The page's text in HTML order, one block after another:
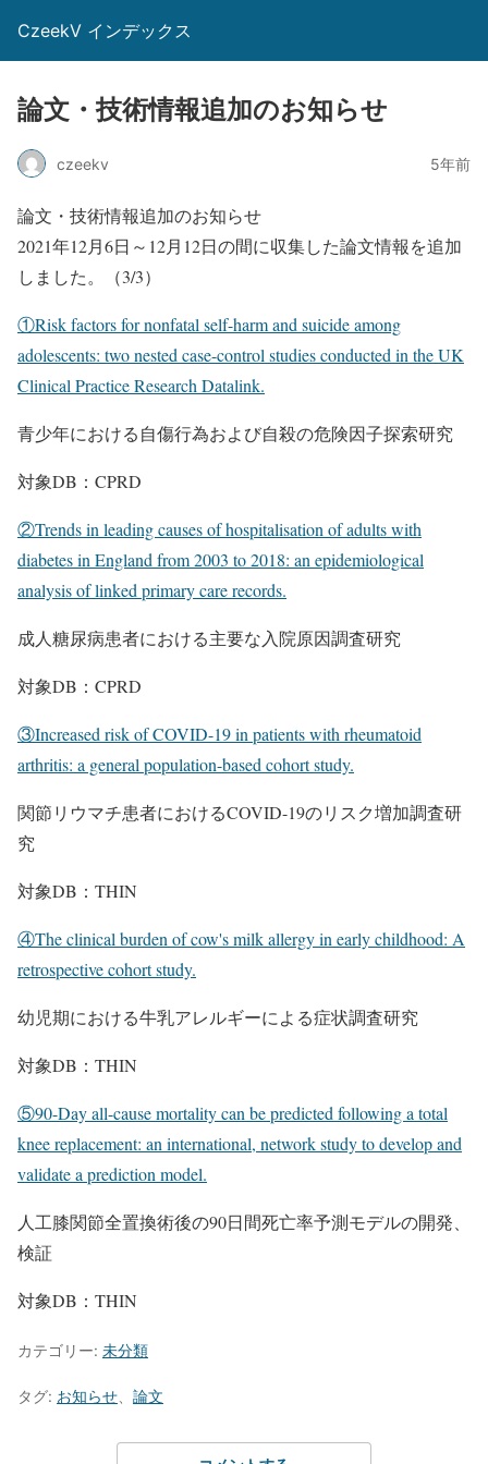
CzeekV インデックス
論文・技術情報追加のお知らせ
czeekv 5年前
論文・技術情報追加のお知らせ
2021年12月6日～12月12日の間に収集した論文情報を追加
しました。（3/3）
①Risk factors for nonfatal self-harm and suicide among
adolescents: two nested case-control studies conducted in the UK
Clinical Practice Research Datalink.
青少年における自傷行為および自殺の危険因子探索研究
対象DB：CPRD
②Trends in leading causes of hospitalisation of adults with
diabetes in England from 2003 to 2018: an epidemiological
analysis of linked primary care records.
成人糖尿病患者における主要な入院原因調査研究
対象DB：CPRD
③Increased risk of COVID-19 in patients with rheumatoid
arthritis: a general population-based cohort study.
関節リウマチ患者におけるCOVID-19のリスク増加調査研
究
対象DB：THIN
④The clinical burden of cow's milk allergy in early childhood: A
retrospective cohort study.
幼児期における牛乳アレルギーによる症状調査研究
対象DB：THIN
⑤90-Day all-cause mortality can be predicted following a total
knee replacement: an international, network study to develop and
validate a prediction model.
人工膝関節全置換術後の90日間死亡率予測モデルの開発、
検証
対象DB：THIN
カテゴリー: 未分類
タグ: お知らせ 論文